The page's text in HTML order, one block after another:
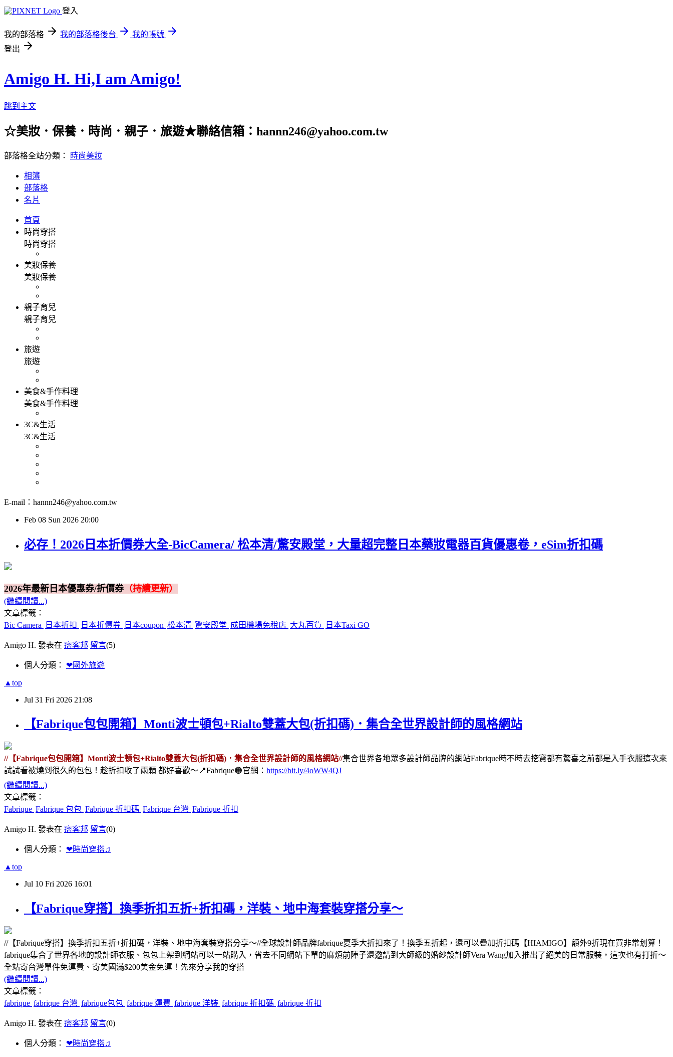
登入
我的部落格 我的部落格後台
我的帳號
登出
Amigo H. Hi,I am Amigo!
跳到主文
☆美妝．保養．時尚．親子．旅遊★聯絡信箱：hannn246@yahoo.com.tw
部落格全站分類： 時尚美妝
相簿
部落格
名片
首頁
時尚穿搭
時尚穿搭
美妝保養
美妝保養
親子育兒
親子育兒
旅遊
旅遊
美食&手作料理
美食&手作料理
3C&生活
3C&生活
E-mail：hannn246@yahoo.com.tw
Feb 08 Sun 2026 20:00
必存！2026日本折價券大全-BicCamera/ 松本清/驚安殿堂，大量超完整日本藥妝電器百貨優惠卷，eSim折扣碼
2026年最新日本優惠券/折價券（持續更新）
(繼續閱讀...)
文章標籤：
Bic Camera
日本折扣 日本折價券 日本coupon 松本清 驚安殿堂 成田機場免稅店 大丸百貨 日本Taxi GO
Amigo H. 發表在 痞客邦 留言(5)
個人分類： ❤國外旅遊
▲top
Jul 31 Fri 2026 21:08
【Fabrique包包開箱】Monti波士頓包+Rialto雙蓋大包(折扣碼)．集合全世界設計師的風格網站
//【Fabrique包包開箱】Monti波士頓包+Rialto雙蓋大包(折扣碼)．集合全世界設計師的風格網站//集合世界各地眾多設計師品牌的網站Fabrique時不時去挖寶都有驚喜之前都是入手衣服這次來
試試看被燒到很久的包包！趁折扣收了兩顆 都好喜歡～📍Fabrique🟠官網： https://bit.ly/4oWW4QJ
(繼續閱讀...)
文章標籤：
Fabrique Fabrique 包包 Fabrique 折扣碼 Fabrique 台灣 Fabrique 折扣
Amigo H. 發表在 痞客邦 留言(0)
個人分類： ❤時尚穿搭♫
▲top
Jul 10 Fri 2026 16:01
【Fabrique穿搭】換季折扣五折+折扣碼，洋裝、地中海套裝穿搭分享～
//【Fabrique穿搭】換季折扣五折+折扣碼，洋裝、地中海套裝穿搭分享～//全球設計師品牌fabrique夏季大折扣來了！換季五折起，還可以疊加折扣碼【HIAMIGO】額外9折現在買非常划算！
fabrique集合了世界各地的設計師衣服、包包上架到網站可以一站購入，省去不同網站下單的麻煩前陣子還邀請到大師級的婚紗設計師Vera Wang加入推出了絕美的日常服裝，這次也有打折～
全站寄台灣單件免運費、寄美國滿$200美金免運！先來分享我的穿搭
(繼續閱讀...)
文章標籤：
fabrique fabrique 台灣 fabrique包包 fabrique 運費 fabrique 洋裝 fabrique 折扣碼 fabrique 折扣
Amigo H. 發表在 痞客邦 留言(0)
個人分類： ❤時尚穿搭♫